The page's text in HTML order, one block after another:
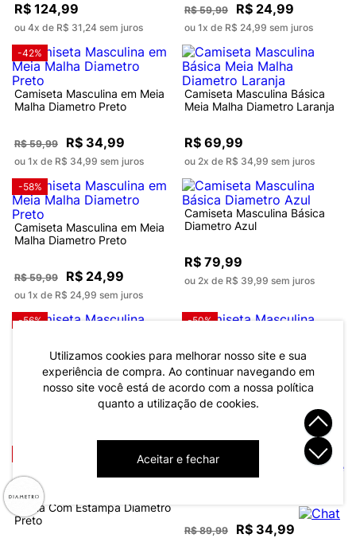
Utilizamos cookies para melhorar nosso site e sua
experiência de compra. Ao continuar navegando em
nosso site você está de acordo com a nossa política
quanto a utilização de cookies.
Aceitar e fechar
R$ 124,99
ou 4x de R$ 31,24 sem juros
R$ 59,99 R$ 24,99
ou 1x de R$ 24,99 sem juros
-42%
Camiseta Masculina em Meia
Malha Diametro Preto
R$ 59,99 R$ 34,99
ou 1x de R$ 34,99 sem juros
Camiseta Masculina Básica
Meia Malha Diametro Laranja
R$ 69,99
ou 2x de R$ 34,99 sem juros
-58%
Camiseta Masculina em Meia
Malha Diametro Preto
R$ 59,99 R$ 24,99
ou 1x de R$ 24,99 sem juros
Camiseta Masculina Básica
Diametro Azul
R$ 79,99
ou 2x de R$ 39,99 sem juros
-56%
Camiseta Masculina Meia
Malha Diametro Marrom
R$ 34,99
-50%
Camiseta Masculina Malha
Maquinetada Diametro
Marrom
R$ 69,99 R$ 34,99
ou 1x de R$ 34,99 sem juros
Camiseta Masculina Meia
Malha Com Estampa Diametro
Preto
-61%
Camiseta Masculina Meia
R$ 89,99 R$ 34,99